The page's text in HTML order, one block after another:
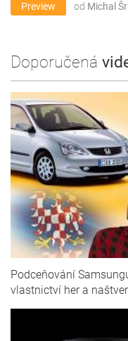
Preview od Michal
Doporučená
Podceňování
vlastnictví her a